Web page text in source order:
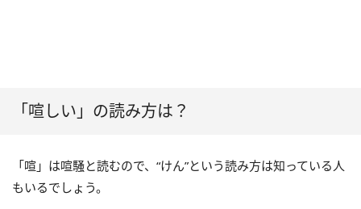
「喧しい」の読み方は？
「喧」は喧騒と読むので、“けん”という読み方は知っている人
もいるでしょう。